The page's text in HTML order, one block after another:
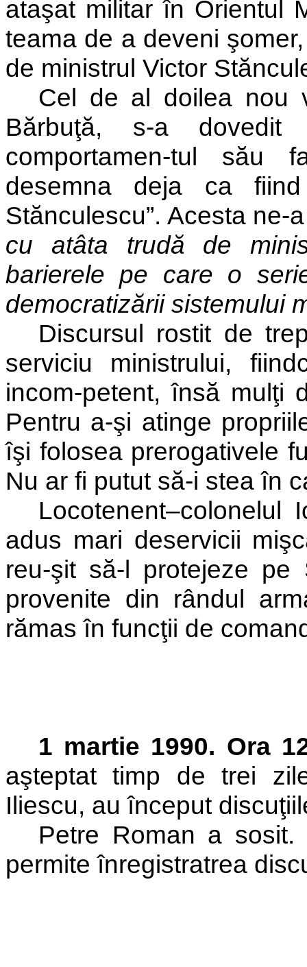
ataşat militar în Orientul
teama de a deveni
de ministrul Victor
Cel de al doilea nou
Bărbuţă, s-a
comportamen-tul său
desemna deja ca
Stănculescu”. Acesta ne-
cu atâta trudă de
barierele pe care o
democratizării sistemului
Discursul rostit de
serviciu ministrului,
incom-petent, însă mulţi
Pentru a-şi atinge
îşi folosea prerogativele
Nu ar fi putut să-i stea în
adus mari deservicii
reu-şit să-l protejeze pe
provenite din rândul
rămas în funcţii de
1 martie 1990. Ora
aşteptat timp de trei
Iliescu, au început
Petre Roman a
permite înregistratrea